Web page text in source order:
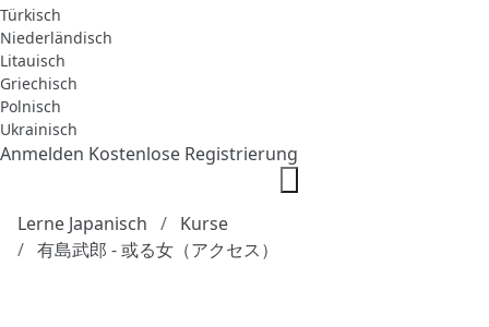
Türkisch
Niederländisch
Litauisch
Griechisch
Polnisch
Ukrainisch
Anmelden Kostenlose Registrierung
Lerne Japanisch
Kurse
有島武郎 - 或る女（アクセス）